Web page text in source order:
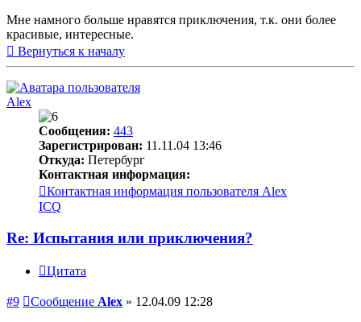
Мне намного больше нравятся приключения, т.к. они более
красивые, интересные.
Вернуться к началу
Alex
Сообщения: 443
Зарегистрирован: 11.11.04 13:46
Откуда: Петербург
Контактная информация:
Контактная информация пользователя Alex
ICQ
Re: Испытания или приключения?
Цитата
#9 Сообщение Alex » 12.04.09 12:28